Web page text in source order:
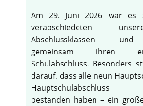
Am 29. Juni 2026 war es
verabschiedeten
Abschlussklassen
gemeinsam ihren
Schulabschluss. Besonders
darauf, dass alle neun
Hauptschulabschluss
bestanden haben – ein